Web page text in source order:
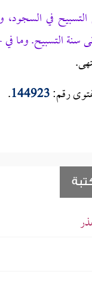
في السجود،
التسبيح. وما
رقم:144923
.